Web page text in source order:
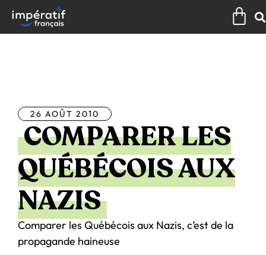
contenu
26 AOÛT 2010
COMPARER LES
QUÉBÉCOIS AUX
NAZIS
Comparer les Québécois aux Nazis, c’est de la
propagande haineuse